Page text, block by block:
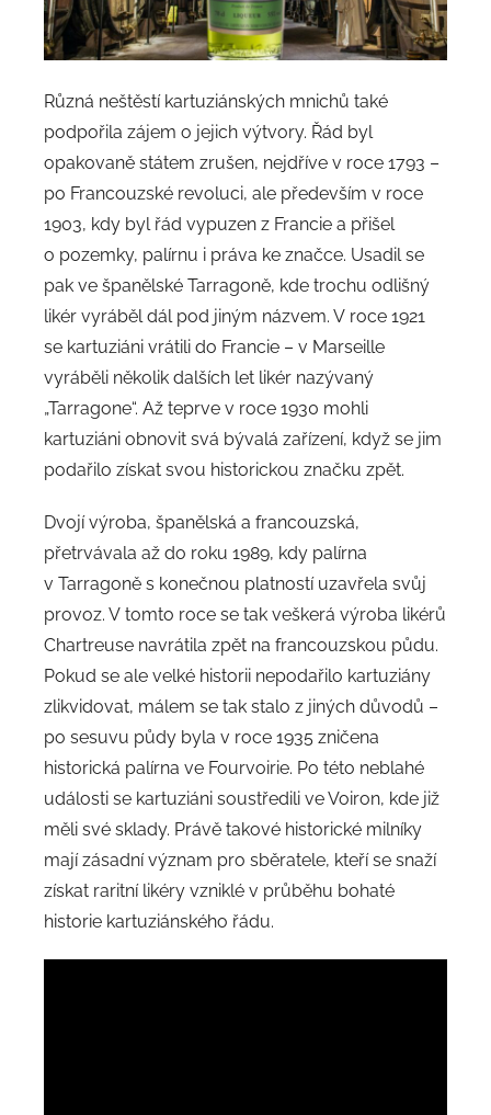
Různá neštěstí kartuziánských mnichů také
podpořila zájem o jejich výtvory. Řád byl
opakovaně státem zrušen, nejdříve v roce 1793 –
po Francouzské revoluci, ale především v roce
1903, kdy byl řád vypuzen z Francie a přišel
o pozemky, palírnu i práva ke značce. Usadil se
pak ve španělské Tarragoně, kde trochu odlišný
likér vyráběl dál pod jiným názvem. V roce 1921
se kartuziáni vrátili do Francie – v Marseille
vyráběli několik dalších let likér nazývaný
„Tarragone“. Až teprve v roce 1930 mohli
kartuziáni obnovit svá bývalá zařízení, když se jim
podařilo získat svou historickou značku zpět.
Dvojí výroba, španělská a francouzská,
přetrvávala až do roku 1989, kdy palírna
v Tarragoně s konečnou platností uzavřela svůj
provoz. V tomto roce se tak veškerá výroba likérů
Chartreuse navrátila zpět na francouzskou půdu.
Pokud se ale velké historii nepodařilo kartuziány
zlikvidovat, málem se tak stalo z jiných důvodů –
po sesuvu půdy byla v roce 1935 zničena
historická palírna ve Fourvoirie. Po této neblahé
události se kartuziáni soustředili ve Voiron, kde již
měli své sklady. Právě takové historické milníky
mají zásadní význam pro sběratele, kteří se snaží
získat raritní likéry vzniklé v průběhu bohaté
historie kartuziánského řádu.